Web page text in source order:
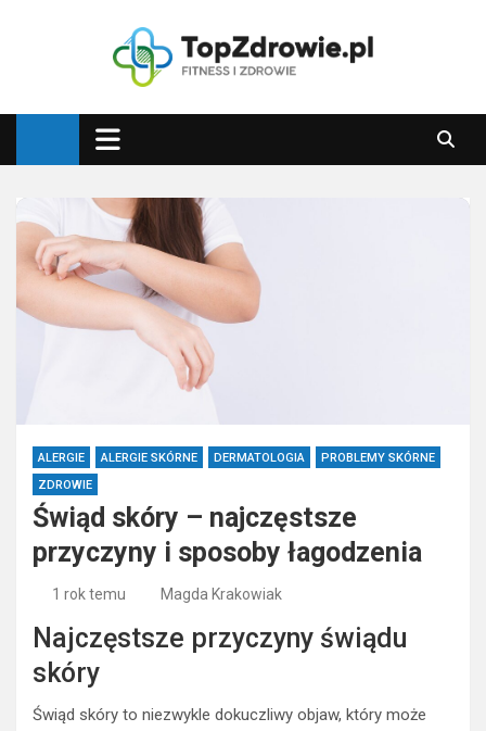
Top Zdrowie
ALERGIE ALERGIE SKÓRNE DERMATOLOGIA
PROBLEMY SKÓRNE
ZDROWIE
Świąd skóry – najczęstsze
przyczyny i sposoby łagodzenia
1 rok temu Magda Krakowiak
Najczęstsze przyczyny świądu
skóry
Świąd skóry to niezwykle dokuczliwy objaw, który może